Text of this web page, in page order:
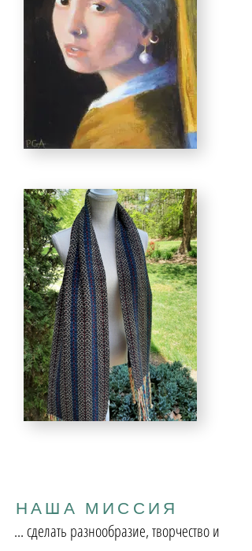
НАША МИССИЯ
... сделать разнообразие, творчество и